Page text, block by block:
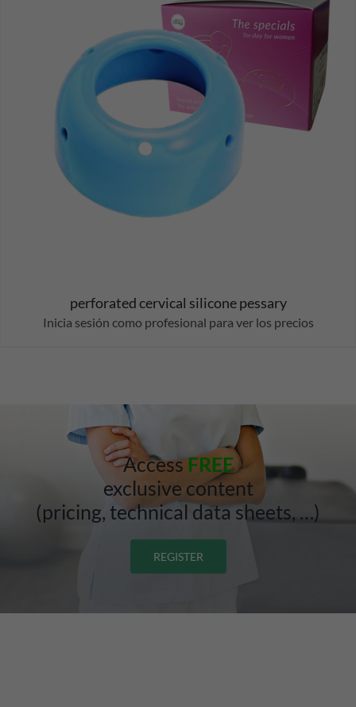
perforated cervical silicone pessary
Inicia sesión como profesional para ver los precios
AccessFREE
exclusive content
(pricing, technical data sheets, …)
REGISTER